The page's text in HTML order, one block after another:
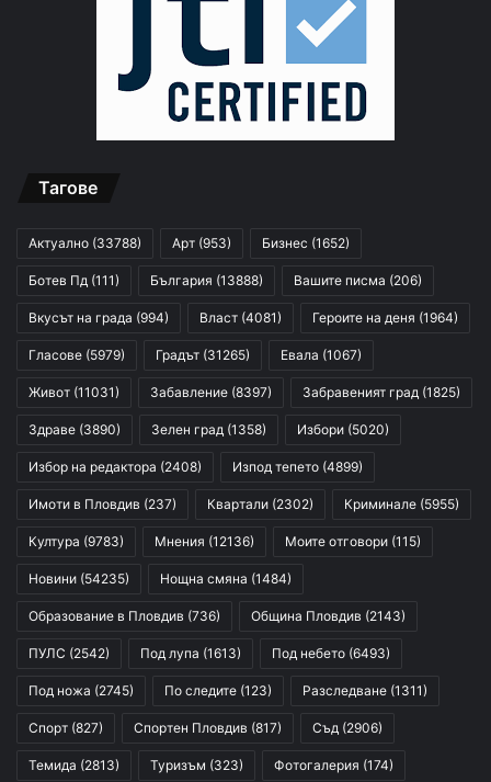
Тагове
Актуално (33788) Арт (953) Бизнес (1652)
Ботев Пд (111) България (13888) Вашите писма (206)
Вкусът на града (994) Власт (4081) Героите на деня (1964)
Гласове (5979) Градът (31265) Евала (1067)
Живот (11031) Забавление (8397) Забравеният град (1825)
Здраве (3890) Зелен град (1358) Избори (5020)
Избор на редактора (2408) Изпод тепето (4899)
Имоти в Пловдив (237) Квартали (2302) Криминале (5955)
Култура (9783) Мнения (12136) Моите отговори (115)
Новини (54235) Нощна смяна (1484)
Образование в Пловдив (736) Община Пловдив (2143)
ПУЛС (2542) Под лупа (1613) Под небето (6493)
Под ножа (2745) По следите (123) Разследване (1311)
Спорт (827) Спортен Пловдив (817) Съд (2906)
Темида (2813) Туризъм (323) Фотогалерия (174)